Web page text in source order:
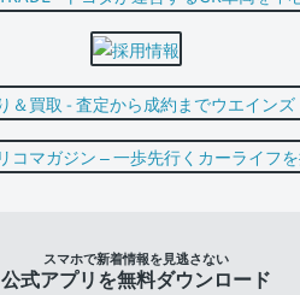
スマホで新着情報を見逃さない
公式アプリを無料ダウンロード